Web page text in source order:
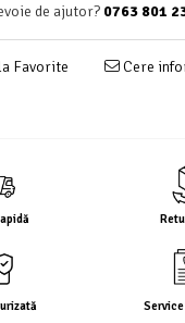
de ajutor? 0763 801
Favorite Cere